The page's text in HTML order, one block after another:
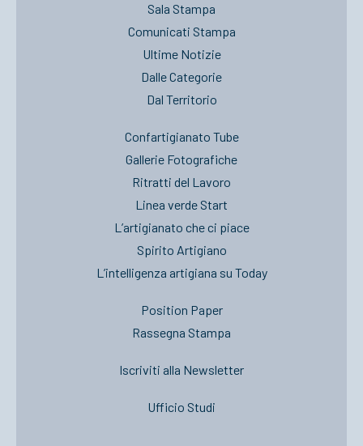
Sala Stampa
Comunicati Stampa
Ultime Notizie
Dalle Categorie
Dal Territorio
Confartigianato Tube
Gallerie Fotografiche
Ritratti del Lavoro
Linea verde Start
L’artigianato che ci piace
Spirito Artigiano
L’intelligenza artigiana su Today
Position Paper
Rassegna Stampa
Iscriviti alla Newsletter
Ufficio Studi